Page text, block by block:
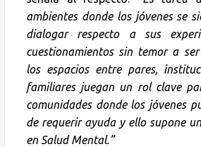
ambientes donde los jóvenes se
dialogar respecto a sus
cuestionamientos sin temor a
los espacios entre pares,
familiares juegan un rol clave
comunidades donde los jóvenes
de requerir ayuda y ello supone
en Salud Mental.”